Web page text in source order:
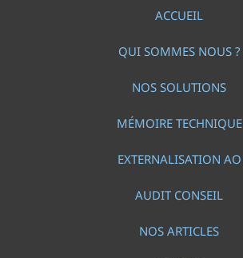
ACCUEIL
QUI SOMMES NOUS ?
NOS SOLUTIONS
MÉMOIRE TECHNIQUE
EXTERNALISATION AO
AUDIT CONSEIL
NOS ARTICLES